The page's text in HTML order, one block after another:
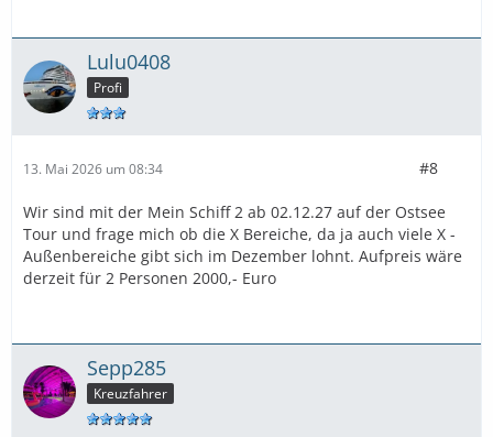
Lulu0408
Profi
13. Mai 2026 um 08:34 #8
Wir sind mit der Mein Schiff 2 ab 02.12.27 auf der Ostsee
Tour und frage mich ob die X Bereiche, da ja auch viele X -
Außenbereiche gibt sich im Dezember lohnt. Aufpreis wäre
derzeit für 2 Personen 2000,- Euro
Sepp285
Kreuzfahrer